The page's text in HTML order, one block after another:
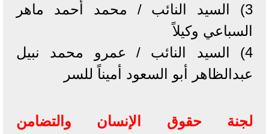
3) السيد النائب / محمد أحمد ماهر
السباعي وكيلاً
4) السيد النائب / عمرو محمد نبيل
عبدالظاهر أبو السعود أميناً للسر
لجنة حقوق الإنسان والتضامن